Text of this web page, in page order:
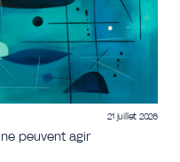
21 juillet 2026
peuvent agir